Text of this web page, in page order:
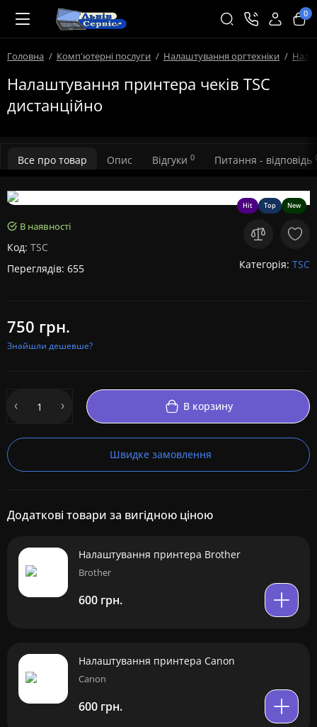
0
Головна Комп'ютерні послуги Налаштування оргтехніки
Налаштування принтера чеків TSC
дистанційно
Все про товар Опис Відгуки 0 Питання - відповідь
Hit Top New
В наявності
Код: TSC
Переглядів: 655
Категорія: TSC
750 грн.
Знайшли дешевше?
В корзину
Швидке замовлення
Додаткові товари за вигідною ціною
Налаштування принтера Brother
Brother
600 грн.
Налаштування принтера Canon
Canon
600 грн.